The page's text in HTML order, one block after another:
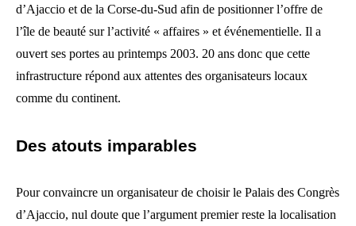
d’Ajaccio et de la Corse-du-Sud afin de positionner l’offre de
l’île de beauté sur l’activité « affaires » et événementielle. Il a
ouvert ses portes au printemps 2003. 20 ans donc que cette
infrastructure répond aux attentes des organisateurs locaux
comme du continent.
Des atouts imparables
Pour convaincre un organisateur de choisir le Palais des Congrès
d’Ajaccio, nul doute que l’argument premier reste la localisation